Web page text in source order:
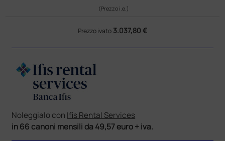
(Prezzo i.e.)
Prezzo ivato 3.037,80 €
Noleggialo con Ifis Rental Services
in 66 canoni mensili da 49,57 euro + iva.